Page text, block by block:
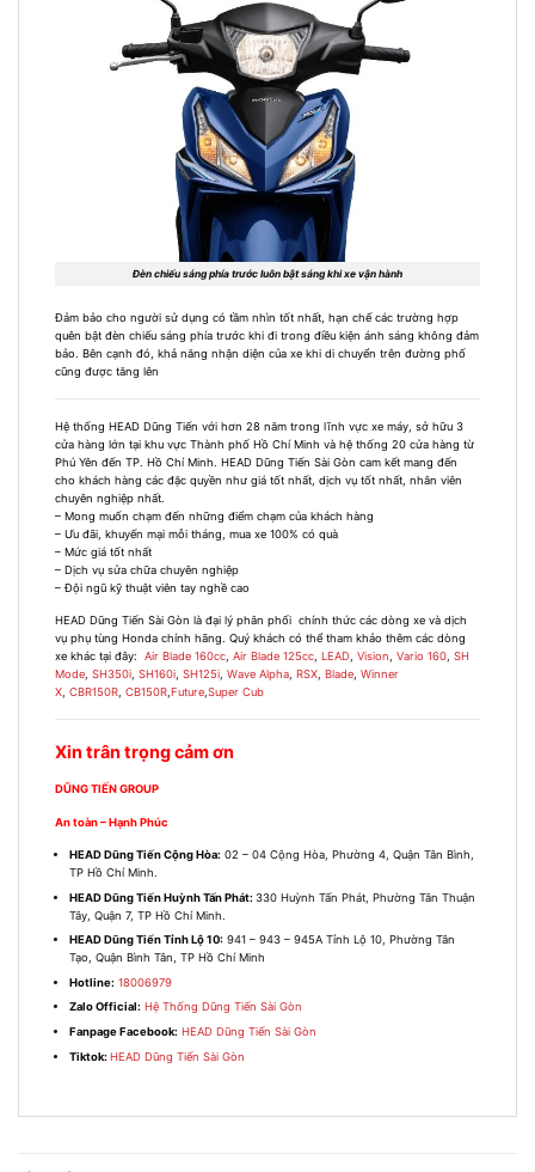
Đèn chiếu sáng phía trước luôn bật sáng khi xe vận hành
Đảm bảo cho người sử dụng có tầm nhìn tốt nhất, hạn chế các trường hợp
quên bật đèn chiếu sáng phía trước khi đi trong điều kiện ánh sáng không đảm
bảo. Bên cạnh đó, khả năng nhận diện của xe khi di chuyển trên đường phố
cũng được tăng lên
Hệ thống HEAD Dũng Tiến với hơn 28 năm trong lĩnh vực xe máy, sở hữu 3
cửa hàng lớn tại khu vực Thành phố Hồ Chí Minh và hệ thống 20 cửa hàng từ
Phú Yên đến TP. Hồ Chí Minh. HEAD Dũng Tiến Sài Gòn cam kết mang đến
cho khách hàng các đặc quyền như giá tốt nhất, dịch vụ tốt nhất, nhân viên
chuyên nghiệp nhất.
– Mong muốn chạm đến những điểm chạm của khách hàng
– Ưu đãi, khuyến mại mỗi tháng, mua xe 100% có quà
– Mức giá tốt nhất
– Dịch vụ sửa chữa chuyên nghiệp
– Đội ngũ kỹ thuật viên tay nghề cao
HEAD Dũng Tiến Sài Gòn là đại lý phân phối chính thức các dòng xe và dịch
vụ phụ tùng Honda chính hãng. Quý khách có thể tham khảo thêm các dòng
xe khác tại đây: Air Blade 160cc Air Blade 125cc LEAD Vision Vario 160 SH
Mode SH350i SH160i SH125i Wave Alpha RSX Blade Winner
X CBR150R CB150R Future Super Cub
Xin trân trọng cảm ơn
DŨNG TIẾN GROUP
An toàn – Hạnh Phúc
HEAD Dũng Tiến Cộng Hòa: 02 – 04 Cộng Hòa, Phường 4, Quận Tân Bình,
TP Hồ Chí Minh.
HEAD Dũng Tiến Huỳnh Tấn Phát:330 Huỳnh Tấn Phát, Phường Tân Thuận
Tây, Quận 7, TP Hồ Chí Minh.
HEAD Dũng Tiến Tỉnh Lộ 10: 941 – 943 – 945A Tỉnh Lộ 10, Phường Tân
Tạo, Quận Bình Tân, TP Hồ Chí Minh
Hotline: 18006979
Zalo Official: Hệ Thống Dũng Tiến Sài Gòn
Fanpage Facebook: HEAD Dũng Tiến Sài Gòn
Tiktok:HEAD Dũng Tiến Sài Gòn